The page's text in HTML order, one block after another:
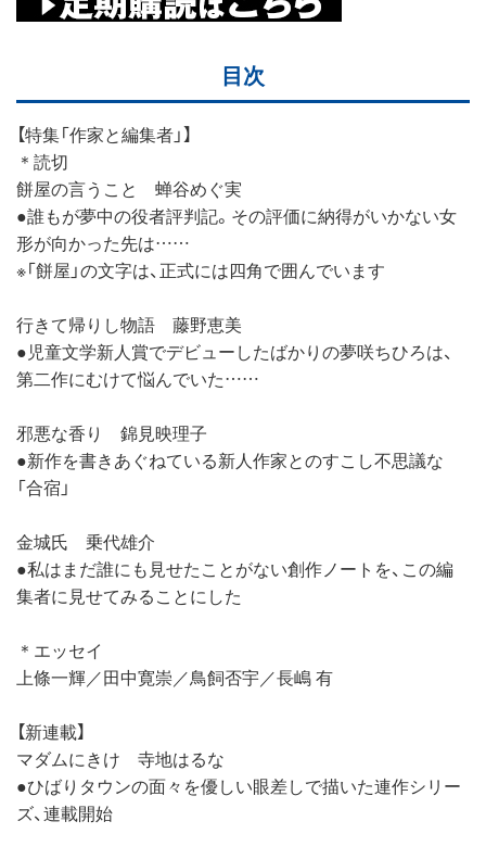
目次
【特集「作家と編集者」】
＊読切
餅屋の言うこと 蝉谷めぐ実
●誰もが夢中の役者評判記。その評価に納得がいかない女
形が向かった先は……
※「餅屋」の文字は、正式には四角で囲んでいます
行きて帰りし物語 藤野恵美
●児童文学新人賞でデビューしたばかりの夢咲ちひろは、
第二作にむけて悩んでいた……
邪悪な香り 錦見映理子
●新作を書きあぐねている新人作家とのすこし不思議な
「合宿」
金城氏 乗代雄介
●私はまだ誰にも見せたことがない創作ノートを、この編
集者に見せてみることにした
＊エッセイ
上條一輝／田中寛崇／鳥飼否宇／長嶋 有
【新連載】
マダムにきけ 寺地はるな
●ひばりタウンの面々を優しい眼差しで描いた連作シリー
ズ、連載開始